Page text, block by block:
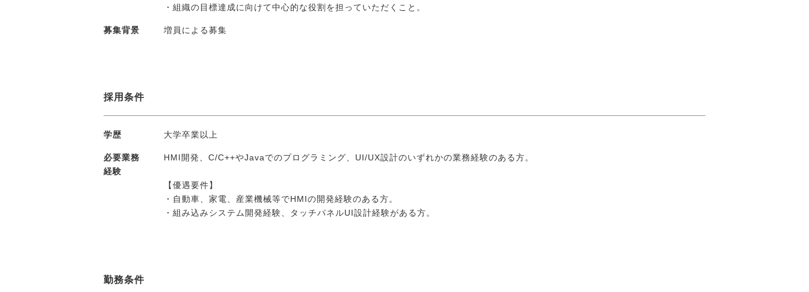
今すぐ転職をお考えの方
・組織の目標達成に向けて中心的な役割を担っていただくこと。
募集背景 増員による募集
採用条件
学歴 大学卒業以上
必要業務
経験
HMI開発、C/C++やJavaでのプログラミング、UI/UX設計のいずれかの業務経験のある方。
【優遇要件】
・自動車、家電、産業機械等でHMIの開発経験のある方。
・組み込みシステム開発経験、タッチパネルUI設計経験がある方。
勤務条件